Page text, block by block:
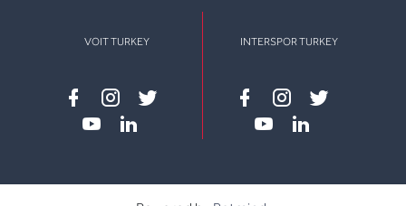
VOIT TURKEY
Facebook
instagram
twitter
INTERSPOR TURKEY
Facebook
instagram
twitter